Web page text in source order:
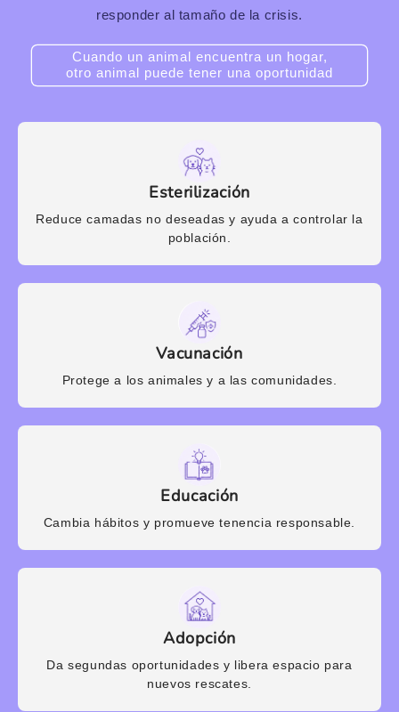
responder al tamaño de la crisis.
Cuando un animal encuentra un hogar,
otro animal puede tener una oportunidad
Esterilización
Reduce camadas no deseadas y ayuda a controlar la
población.
Vacunación
Protege a los animales y a las comunidades.
Educación
Cambia hábitos y promueve tenencia responsable.
Adopción
Da segundas oportunidades y libera espacio para
nuevos rescates.